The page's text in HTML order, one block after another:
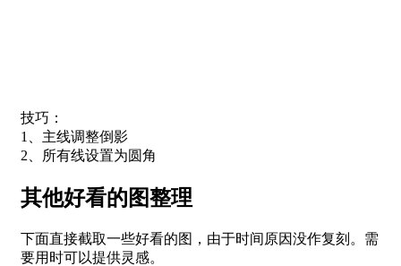
技巧：
1、主线调整倒影
2、所有线设置为圆角
其他好看的图整理
下面直接截取一些好看的图，由于时间原因没作复刻。需
要用时可以提供灵感。